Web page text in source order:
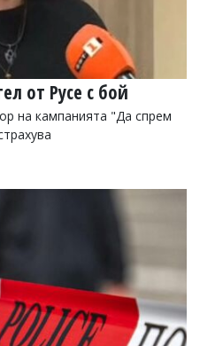
от Русе с бой
на кампанията "Да спрем